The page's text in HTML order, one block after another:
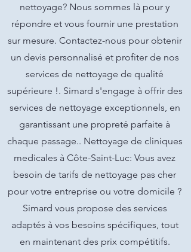
nettoyage? Nous sommes là pour y
répondre et vous fournir une prestation
sur mesure. Contactez-nous pour obtenir
un devis personnalisé et profiter de nos
services de nettoyage de qualité
supérieure !. Simard s'engage à offrir des
services de nettoyage exceptionnels, en
garantissant une propreté parfaite à
chaque passage.. Nettoyage de cliniques
medicales à Côte-Saint-Luc: Vous avez
besoin de tarifs de nettoyage pas cher
pour votre entreprise ou votre domicile ?
Simard vous propose des services
adaptés à vos besoins spécifiques, tout
en maintenant des prix compétitifs.